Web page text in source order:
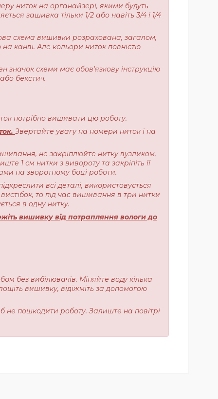
ниток на органайзері, якими будуть
зашивка тільки 1/2 або навіть 3/4 і 1/4
схема вишивки розрахована, загалом,
канві. Але кольори ниток повністю
значок схеми має обов'язкову інструкцію
бекстич.
потрібно вишивати цю роботу.
Звертайте увагу на номери ниток і на
не закріплюйте нитку вузликом,
1 см нитки з вивороту та закріпіть її
на зворотному боці роботи.
всі деталі, використовується
то під час вишивання в три нитки
в одну нитку.
вишивку від потрапляння вологи до
без вибілювачів. Міняйте воду кілька
вишивку, відіжміть за допомогою
не пошкодити роботу. Залиште на повітрі